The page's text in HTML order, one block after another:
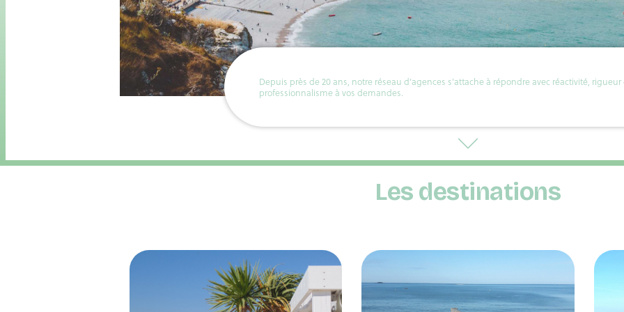
Depuis près de 20 ans, notre réseau d’agences s’attache à répondre avec réactivité, rigueur
professionnalisme à vos demandes.
Les destinations